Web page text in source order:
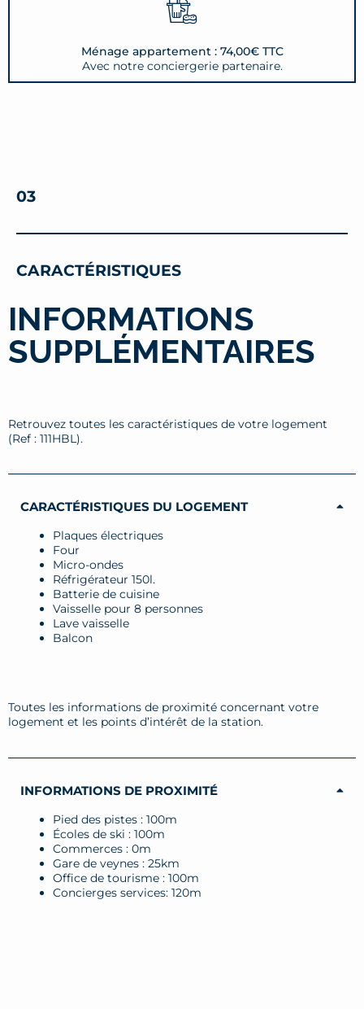
Ménage appartement : 74,00€ TTC
Avec notre conciergerie partenaire.
03
CARACTÉRISTIQUES
INFORMATIONS
SUPPLÉMENTAIRES
Retrouvez toutes les caractéristiques de votre logement
(Ref : 111HBL).
CARACTÉRISTIQUES DU LOGEMENT
Plaques électriques
Four
Micro-ondes
Réfrigérateur 150l.
Batterie de cuisine
Vaisselle pour 8 personnes
Lave vaisselle
Balcon
Toutes les informations de proximité concernant votre
logement et les points d’intérêt de la station.
INFORMATIONS DE PROXIMITÉ
Pied des pistes : 100m
Écoles de ski : 100m
Commerces : 0m
Gare de veynes : 25km
Office de tourisme : 100m
Concierges services: 120m